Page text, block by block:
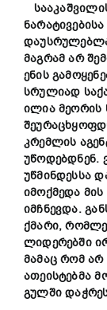
მაგრამ არ
ენის
სრულიად
ილია მეორის
კრემლის
უწოდებდნენ.
უწმინდესსა
იმოქმედა
იმჩნევდა.
ქმარი,
ლიდერებში
მამაც რომ
ათეისტებმა
გულში